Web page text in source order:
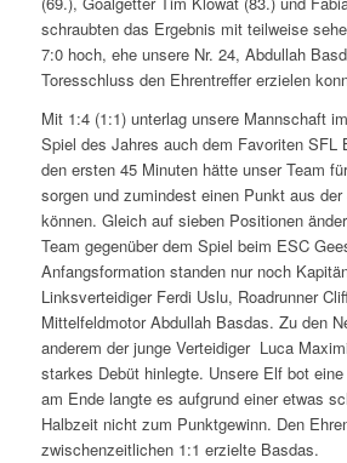
schraubten das Ergebnis mit teilweise
7:0 hoch, ehe unsere Nr. 24, Abdullah
Toresschluss den Ehrentreffer erzielen
Mit 1:4 (1:1) unterlag unsere Mannschaft
Spiel des Jahres auch dem Favoriten SFL
den ersten 45 Minuten hätte unser Team
sorgen und zumindest einen Punkt aus
können. Gleich auf sieben Positionen
Team gegenüber dem Spiel beim ESC
Anfangsformation standen nur noch
Linksverteidiger Ferdi Uslu, Roadrunner
Mittelfeldmotor Abdullah Basdas. Zu den
anderem der junge Verteidiger Luca
starkes Debüt hinlegte. Unsere Elf bot
am Ende langte es aufgrund einer etwas
Halbzeit nicht zum Punktgewinn. Den
zwischenzeitlichen 1:1 erzielte Basdas.